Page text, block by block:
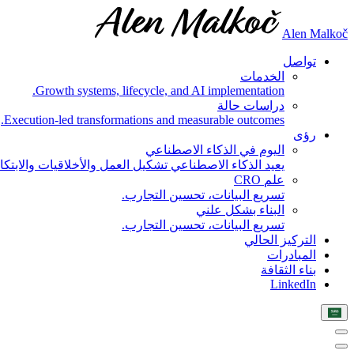
Alen Malkoč
تواصل
الخدمات
Growth systems, lifecycle, and AI implementation.
دراسات حالة
Execution-led transformations and measurable outcomes.
رؤى
اليوم في الذكاء الاصطناعي
يعيد الذكاء الاصطناعي تشكيل العمل والأخلاقيات
علم CRO
تسريع البيانات، تحسين التجارب.
البناء بشكل علني
تسريع البيانات، تحسين التجارب.
التركيز الحالي
المبادرات
بناء الثقافة
LinkedIn